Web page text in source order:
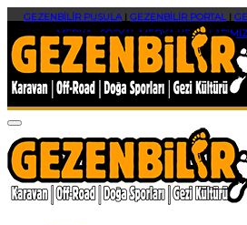
GEZENBİLİR PUSULA| GEZENBİLİR PORTAL|
MEDYA|SOSYAL MEDYA HESAPLARIMIZ